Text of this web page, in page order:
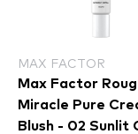
MAX FACTOR
Max Factor
Miracle Pure
Blush - 02 Sunlit